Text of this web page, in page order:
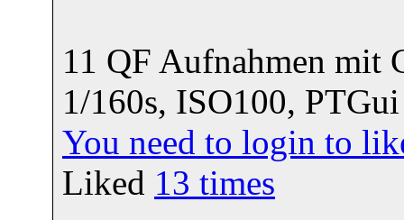
11 QF Aufnahmen mit
1/160s, ISO100,
You need to login to
Liked 13 times